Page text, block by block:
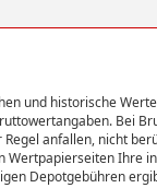
und historische
Bei
anfallen, nicht
Ihre
Depotgebühren